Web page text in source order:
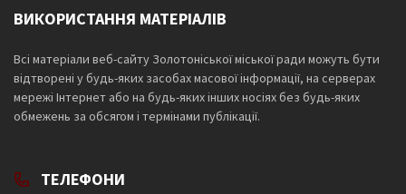
ВИКОРИСТАННЯ МАТЕРІАЛІВ
Всі матеріали веб-сайту Золотоніської міської ради можуть бути
відтворені у будь-яких засобах масової інформації, на серверах
мережі Інтернет або на будь-яких інших носіях без будь-яких
обмежень за обсягом і термінами публікації.
ТЕЛЕФОНИ